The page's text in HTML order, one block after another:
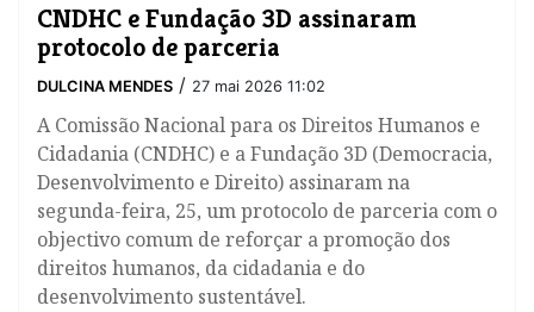
​CNDHC e Fundação 3D assinaram
protocolo de parceria
DULCINA MENDES / 27 mai 2026 11:02
A Comissão Nacional para os Direitos Humanos e
Cidadania (CNDHC) e a Fundação 3D (Democracia,
Desenvolvimento e Direito) assinaram na
segunda-feira, 25, um protocolo de parceria com o
objectivo comum de reforçar a promoção dos
direitos humanos, da cidadania e do
desenvolvimento sustentável.